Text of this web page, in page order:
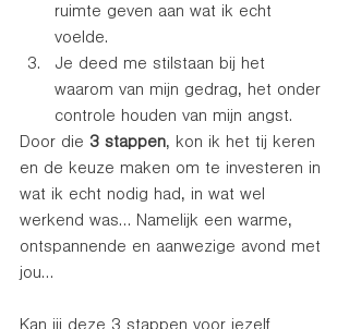
ruimte geven aan wat ik echt
voelde.
Je deed me stilstaan bij het
waarom van mijn gedrag, het onder
controle houden van mijn angst.
Door die 3 stappen, kon ik het tij keren
en de keuze maken om te investeren in
wat ik echt nodig had, in wat wel
werkend was… Namelijk een warme,
ontspannende en aanwezige avond met
jou…